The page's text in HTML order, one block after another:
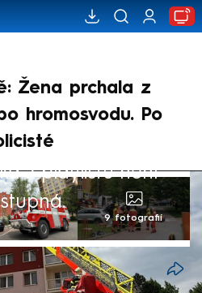
Žena prchala z
hromosvodu. Po
z playlistu není
9 fotografií
ČTK,Jan Soukup
• 7. kvě 2025, 12:53